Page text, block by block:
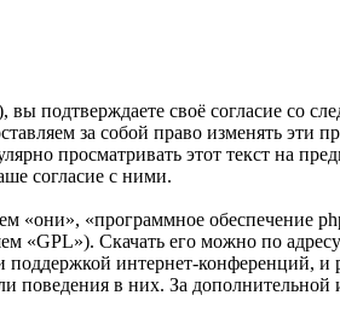
подтверждаете своё согласие со
за собой право изменять эти
просматривать этот текст на
согласие с ними.
«они», «программное обеспечение
«GPL»). Скачать его можно по адресу
поддержкой интернет-конференций, и
поведения в них. За